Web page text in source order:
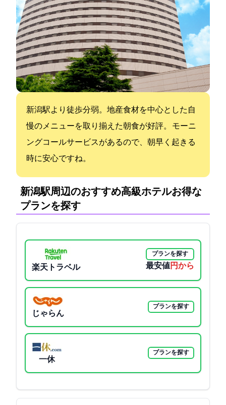
新潟駅より徒歩10分弱。地産食材を中心とした自
慢のメニューを取り揃えた朝食が好評。 モーニ
ングコールサービスがあるので、朝早く起きる
時に安心ですね。
新潟駅周辺のおすすめ高級ホテル:お得な
プランを探す
楽天トラベル
プランを探す
最安値5050円から
じゃらん
プランを探す
一休
プランを探す